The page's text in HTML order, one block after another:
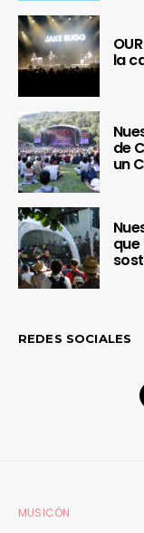
la
de
un
REDES SOCIALES
MUSICÓN